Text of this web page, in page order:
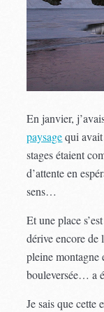
En janvier,
paysagequi
stages étaient
d’attente en
sens…
Et une place
dérive encore de
pleine montagne
bouleversée… a
Je sais que cette